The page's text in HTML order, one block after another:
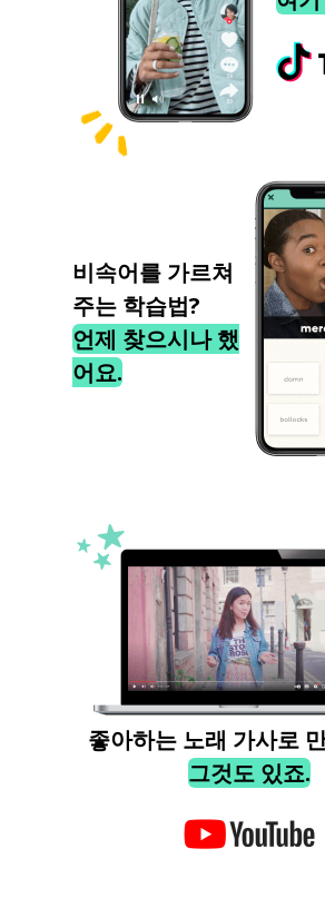
비속어를 가르쳐
주는 학습법?
언제 찾으시나 했
어요.
좋아하는 노래 가사로
그것도 있죠.